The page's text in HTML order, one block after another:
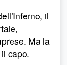
il
Ma la
capo.